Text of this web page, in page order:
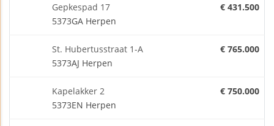
Gepkespad 17
5373GA Herpen
€ 431.500
St. Hubertusstraat 1-A
5373AJ Herpen
€ 765.000
Kapelakker 2
5373EN Herpen
€ 750.000